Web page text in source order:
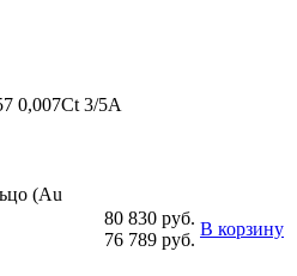
0,007Ct 3/5А
(Au
80 830 руб.
76 789 руб.
В корзину